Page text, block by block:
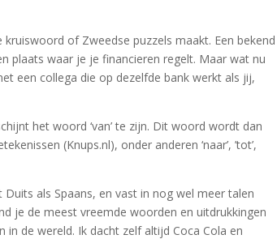
of Zweedse puzzels maakt. Een bekend
plaats waar je je financieren regelt. Maar wat nu
een collega die op dezelfde bank werkt als jij,
het woord ‘van’ te zijn. Dit woord wordt dan
(Knups.nl), onder anderen ‘naar’, ’tot’,
als Spaans, en vast in nog wel meer talen
je de meest vreemde woorden en uitdrukkingen
de wereld. Ik dacht zelf altijd Coca Cola en